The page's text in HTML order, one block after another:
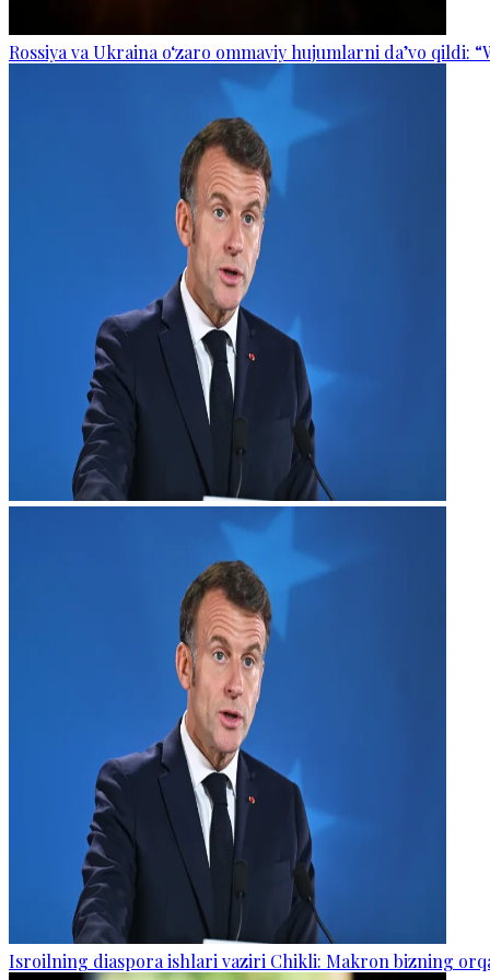
Rossiya va Ukraina o‘zaro ommaviy hujumlarni da’vo qildi:
Isroilning diaspora ishlari vaziri Chikli: Makron bizning